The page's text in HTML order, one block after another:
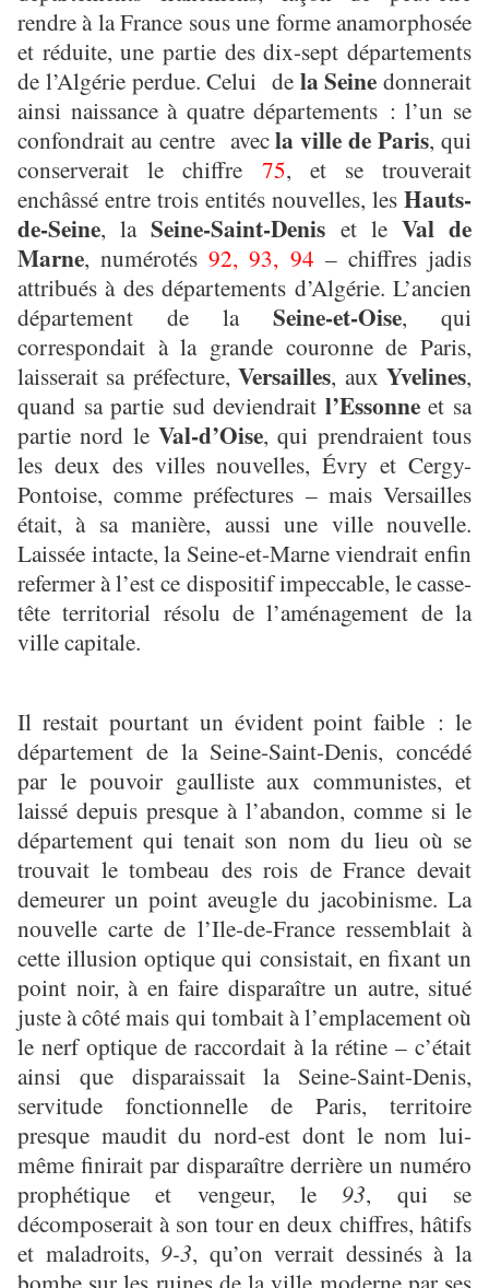
rendre à la France sous une forme anamorphosée
et réduite, une partie des dix-sept départements
de l’Algérie perdue. Celui de la Seine donnerait
ainsi naissance à quatre départements : l’un se
confondrait au centre avecla ville de Paris, qui
conserverait le chiffre 75, et se trouverait
enchâssé entre trois entités nouvelles, les Hauts-
de-Seine, laSeine-Saint-Denis et le Val de
Marne, numérotés92, 93, 94 – chiffres jadis
attribués à des départements d’Algérie. L’ancien
département de la Seine-et-Oise, qui
correspondait à la grande couronne de Paris,
laisserait sa préfecture,Versailles, auxYvelines,
quand sa partie sud deviendrait l’Essonneet sa
partie nord le Val-d’Oise, qui prendraient tous
les deux des villes nouvelles, Évry et Cergy-
Pontoise, comme préfectures – mais Versailles
était, à sa manière, aussi une ville nouvelle.
Laissée intacte, la Seine-et-Marne viendrait enfin
refermer à l’est ce dispositif impeccable, le casse-
tête territorial résolu de l’aménagement de la
ville capitale.
Il restait pourtant un évident point faible : le
département de la Seine-Saint-Denis, concédé
par le pouvoir gaulliste aux communistes, et
laissé depuis presque à l’abandon, comme si le
département qui tenait son nom du lieu où se
trouvait le tombeau des rois de France devait
demeurer un point aveugle du jacobinisme. La
nouvelle carte de l’Ile-de-France ressemblait à
cette illusion optique qui consistait, en fixant un
point noir, à en faire disparaître un autre, situé
juste à côté mais qui tombait à l’emplacement où
le nerf optique de raccordait à la rétine – c’était
ainsi que disparaissait la Seine-Saint-Denis,
servitude fonctionnelle de Paris, territoire
presque maudit du nord-est dont le nom lui-
même finirait par disparaître derrière un numéro
prophétique et vengeur, le93, qui se
décomposerait à son tour en deux chiffres, hâtifs
et maladroits,9-3, qu’on verrait dessinés à la